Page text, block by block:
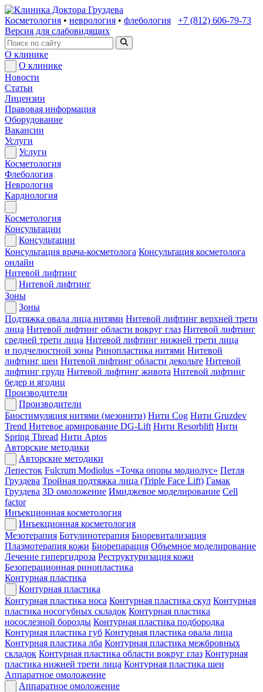
Косметология • неврология • флебология
+7 (812) 606-79-73
Версия для слабовидящих
О клинике
О клинике
Новости
Статьи
Лицензии
Правовая информация
Оборудование
Вакансии
Услуги
Услуги
Косметология
Флебология
Неврология
Кардиология
Косметология
Консультации
Консультации
Консультация врача-косметолога Консультация косметолога
онлайн
Нитевой лифтинг
Нитевой лифтинг
Зоны
Зоны
Подтяжка овала лица нитями Нитевой лифтинг верхней трети
лица Нитевой лифтинг области вокруг глаз Нитевой лифтинг
средней трети лица Нитевой лифтинг нижней трети лица
и подчелюстной зоны Ринопластика нитями Нитевой
лифтинг шеи Нитевой лифтинг области декольте Нитевой
лифтинг груди Нитевой лифтинг живота Нитевой лифтинг
бедер и ягодиц
Производители
Производители
Биостимуляция нитями (мезонити) Нити Cog Нити Gruzdev
Trend Нитевое армирование DG-Lift Нити Resorblift Нити
Spring Thread Нити Aptos
Авторские методики
Авторские методики
Лепесток Fulcrum Modiolus «Точка опоры модиолус» Петля
Груздева Тройная подтяжка лица (Triple Face Lift) Гамак
Груздева 3D омоложение Имиджевое моделирование Cell
factor
Инъекционная косметология
Инъекционная косметология
Мезотерапия Ботулинотерапия Биоревитализация
Плазмотерапия кожи Биорепарация Объемное моделирование
Лечение гипергидроза Реструктуризация кожи
Безоперационная ринопластика
Контурная пластика
Контурная пластика
Контурная пластика носа Контурная пластика скул Контурная
пластика носогубных складок Контурная пластика
носослезной борозды Контурная пластика подбородка
Контурная пластика губ Контурная пластика овала лица
Контурная пластика лба Контурная пластика межбровных
складок Контурная пластика области вокруг глаз Контурная
пластика нижней трети лица Контурная пластика шеи
Аппаратное омоложение
Аппаратное омоложение